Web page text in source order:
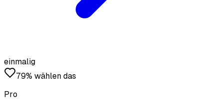
einmalig
79% wählen das
Pro